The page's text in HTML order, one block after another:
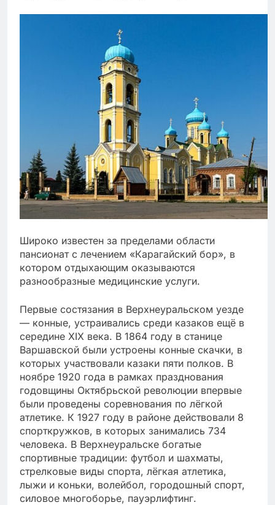
Широко известен за пределами области
пансионат с лечением «Карагайский бор», в
котором отдыхающим оказываются
разнообразные медицинские услуги.
Первые состязания в Верхнеуральском уезде
— конные, устраивались среди казаков ещё в
середине XIX века. В 1864 году в станице
Варшавской были устроены конные скачки, в
которых участвовали казаки пяти полков. В
ноябре 1920 года в рамках празднования
годовщины Октябрьской революции впервые
были проведены соревнования по лёгкой
атлетике. К 1927 году в районе действовали 8
спорткружков, в которых занимались 734
человека. В Верхнеуральске богатые
спортивные традиции: футбол и шахматы,
стрелковые виды спорта, лёгкая атлетика,
лыжи и коньки, волейбол, городошный спорт,
силовое многоборье, пауэрлифтинг.